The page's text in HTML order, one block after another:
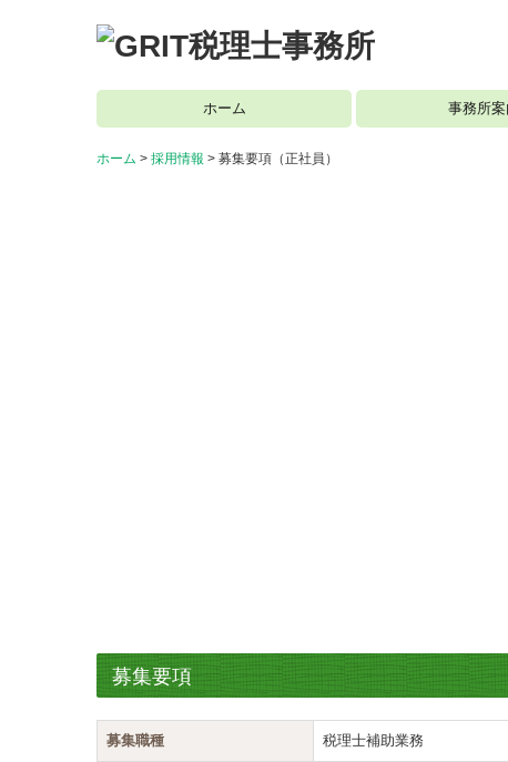
ホーム 事務所案
ホーム 採用情報 募集要項（正社員）
募集要項
募集職種 税理士補助業務